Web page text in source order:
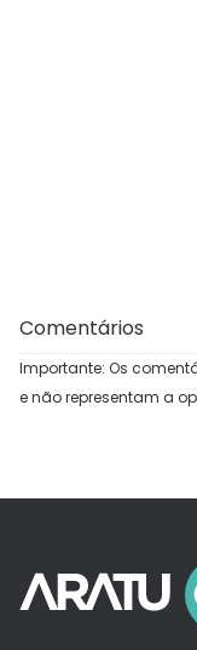
Comentários
Importante: Os
e não representam a